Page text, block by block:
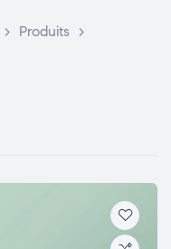
> Produits
>